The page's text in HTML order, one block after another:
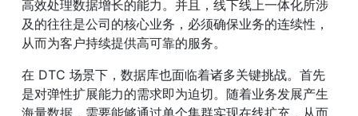
高效处理数据增长的能力。并且，线下线上一体化所涉
及的往往是公司的核心业务，必须确保业务的连续性，
从而为客户持续提供高可靠的服务。
在 DTC 场景下，数据库也面临着诸多关键挑战。首先
是对弹性扩展能力的需求即为迫切。随着业务发展产生
海量数据，需要能够通过单个集群实现在线扩充，从而